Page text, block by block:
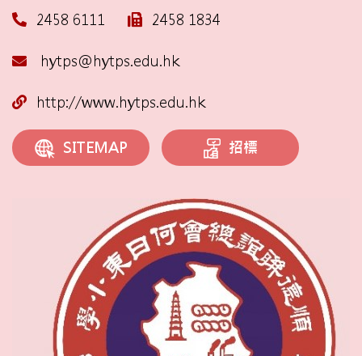
2458 6111 2458 1834
hytps@hytps.edu.hk
http://www.hytps.edu.hk
SITEMAP 招標